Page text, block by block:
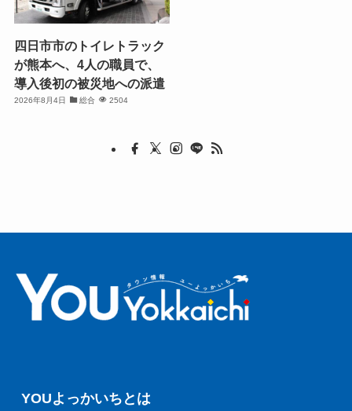
四日市市のトイレトラック
が熊本へ、4人の職員で、
導入後初の被災地への派遣
2026年8月4日 総合 2504
YOUよっかいちとは